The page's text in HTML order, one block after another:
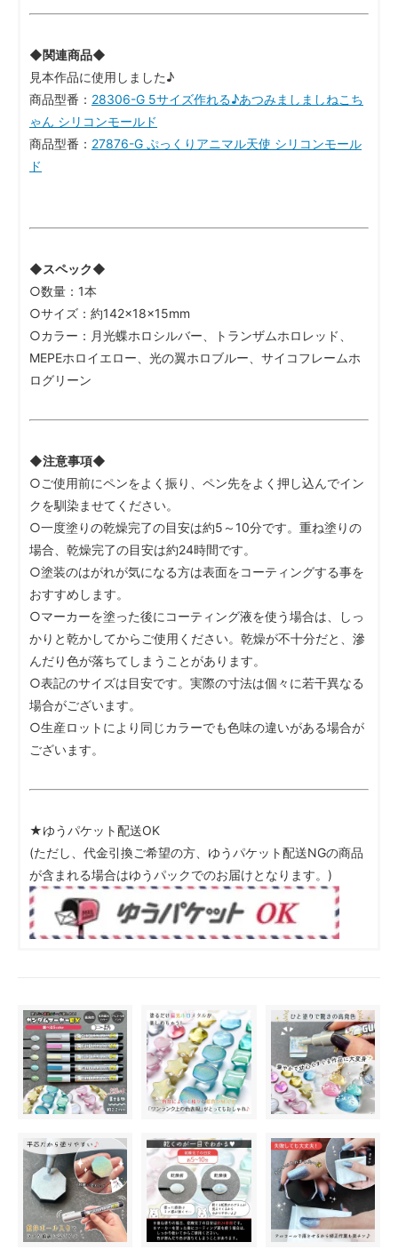
◆関連商品◆
見本作品に使用しました♪
商品型番： 28306-G 5サイズ作れる♪あつみましましねこち
ゃん シリコンモールド
商品型番： 27876-G ぷっくりアニマル天使 シリコンモール
ド
◆スペック◆
○数量：1本
○サイズ：約142×18×15mm
○カラー：月光蝶ホロシルバー、トランザムホロレッド、
MEPEホロイエロー、光の翼ホロブルー、サイコフレームホ
ログリーン
◆注意事項◆
○ご使用前にペンをよく振り、ペン先をよく押し込んでイン
クを馴染ませてください。
○一度塗りの乾燥完了の目安は約5～10分です。重ね塗りの
場合、乾燥完了の目安は約24時間です。
○塗装のはがれが気になる方は表面をコーティングする事を
おすすめします。
○マーカーを塗った後にコーティング液を使う場合は、しっ
かりと乾かしてからご使用ください。乾燥が不十分だと、滲
んだり色が落ちてしまうことがあります。
○表記のサイズは目安です。実際の寸法は個々に若干異なる
場合がございます。
○生産ロットにより同じカラーでも色味の違いがある場合が
ございます。
★ゆうパケット配送OK
(ただし、代金引換ご希望の方、ゆうパケット配送NGの商品
が含まれる場合はゆうパックでのお届けとなります。)